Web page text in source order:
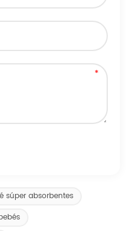
súper absorbentes